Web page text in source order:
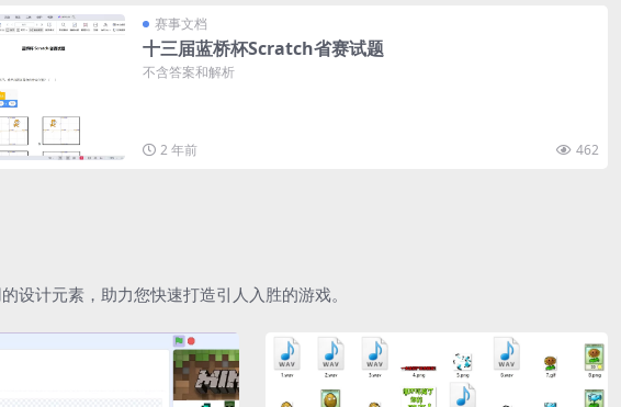
赛事文档
十三届蓝桥杯Scratch省赛试题
不含答案和解析
2 年前 462
设计元素，助力您快速打造引人入胜的游戏。